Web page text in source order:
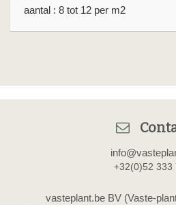
aantal : 8 tot 12 per m2
+32(0)52 333
vasteplant.be BV (Vaste-